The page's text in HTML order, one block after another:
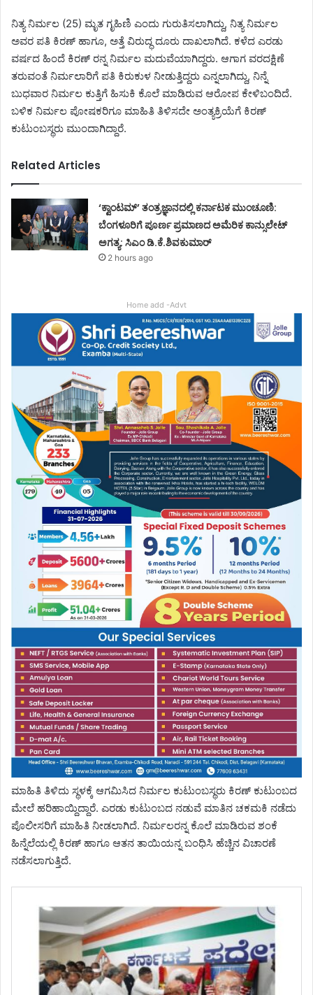
ನಿತ್ಯ ನಿರ್ಮಲ (25) ಮೃತ ಗೃಹಿಣಿ ಎಂದು ಗುರುತಿಸಲಾಗಿದ್ದು, ನಿತ್ಯ ನಿರ್ಮಲ
ಅವರ ಪತಿ ಕಿರಣ್ ಹಾಗೂ, ಅತ್ತೆ ವಿರುದ್ಧ ದೂರು ದಾಖಲಾಗಿದೆ. ಕಳೆದ ಎರಡು
ವರ್ಷದ ಹಿಂದೆ ಕಿರಣ್ ರನ್ನ ನಿರ್ಮಲ ಮದುವೆಯಾಗಿದ್ದರು. ಆಗಾಗ ವರದಕ್ಷಿಣೆ
ತರುವಂತೆ ನಿರ್ಮಲಾರಿಗೆ ಪತಿ ಕಿರುಕುಳ ನೀಡುತ್ತಿದ್ದರು ಎನ್ನಲಾಗಿದ್ದು, ನಿನ್ನೆ
ಬುಧವಾರ ನಿರ್ಮಲ ಕುತ್ತಿಗೆ ಹಿಸುಕಿ ಕೊಲೆ ಮಾಡಿರುವ ಆರೋಪ ಕೇಳಿಬಂದಿದೆ.
ಬಳಿಕ ನಿರ್ಮಲ ಪೋಷಕರಿಗೂ ಮಾಹಿತಿ ತಿಳಿಸದೇ ಅಂತ್ಯಕ್ರಿಯೆಗೆ ಕಿರಣ್
ಕುಟುಂಬಸ್ಥರು ಮುಂದಾಗಿದ್ದಾರೆ.
Related Articles
‘ಕ್ವಾಂಟಮ್’ ತಂತ್ರಜ್ಞಾನದಲ್ಲಿ ಕರ್ನಾಟಕ ಮುಂಚೂಣಿ:
ಬೆಂಗಳೂರಿಗೆ ಪೂರ್ಣ ಪ್ರಮಾಣದ ಅಮೆರಿಕ ಕಾನ್ಸುಲೇಟ್
ಅಗತ್ಯ: ಸಿಎಂ ಡಿ.ಕೆ.ಶಿವಕುಮಾರ್
2 hours ago
Home add -Advt
ಮಾಹಿತಿ ತಿಳಿದು ಸ್ಥಳಕ್ಕೆ ಆಗಮಿಸಿದ ನಿರ್ಮಲ ಕುಟುಂಬಸ್ಥರು ಕಿರಣ್ ಕುಟುಂಬದ
ಮೇಲೆ ಹರಿಹಾಯ್ದಿದ್ದಾರೆ. ಎರಡು ಕುಟುಂಬದ ನಡುವೆ ಮಾತಿನ ಚಕಮಕಿ ನಡೆದು
ಪೊಲೀಸರಿಗೆ ಮಾಹಿತಿ ನೀಡಲಾಗಿದೆ. ನಿರ್ಮಲರನ್ನ ಕೊಲೆ ಮಾಡಿರುವ ಶಂಕೆ
ಹಿನ್ನೆಲೆಯಲ್ಲಿ ಕಿರಣ್ ಹಾಗೂ ಆತನ ತಾಯಿಯನ್ನ ಬಂಧಿಸಿ ಹೆಚ್ಚಿನ ವಿಚಾರಣೆ
ನಡೆಸಲಾಗುತ್ತಿದೆ.